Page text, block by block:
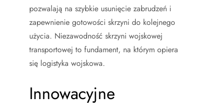
pozwalają na szybkie usunięcie zabrudzeń i
zapewnienie gotowości skrzyni do kolejnego
użycia. Niezawodność skrzyni wojskowej
transportowej to fundament, na którym opiera
się logistyka wojskowa.
Innowacyjne